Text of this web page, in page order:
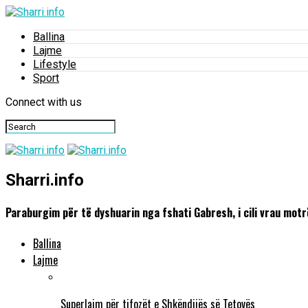
Ballina
Lajme
Lifestyle
Sport
Connect with us
Sharri.info
Paraburgim për të dyshuarin nga fshati Gabresh, i cili vrau
Ballina
Lajme
Superlajm për tifozët e Shkëndijës së Tetovës